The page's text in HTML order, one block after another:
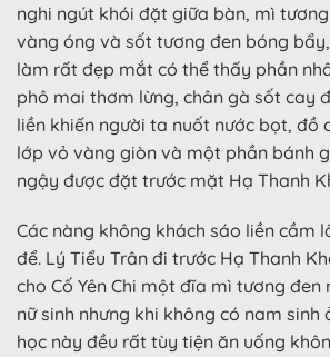
nghi ngút khói đặt giữa bàn, mì
vàng óng và sốt tương đen bóng
làm rất đẹp mắt có thể thấy phần
phô mai thơm lừng, chân gà sốt cay
liền khiến người ta nuốt nước bọt, đồ
lớp vỏ vàng giòn và một phần bánh
ngậy được đặt trước mặt Hạ Thanh
Các nàng không khách sáo liền cầm
để. Lý Tiểu Trân đi trước Hạ Thanh
cho Cố Yên Chi một đĩa mì tương đen
nữ sinh nhưng khi không có nam sinh
học này đều rất tùy tiện ăn uống